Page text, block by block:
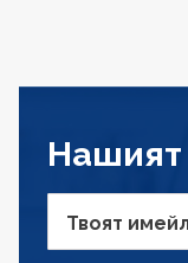
Твоят